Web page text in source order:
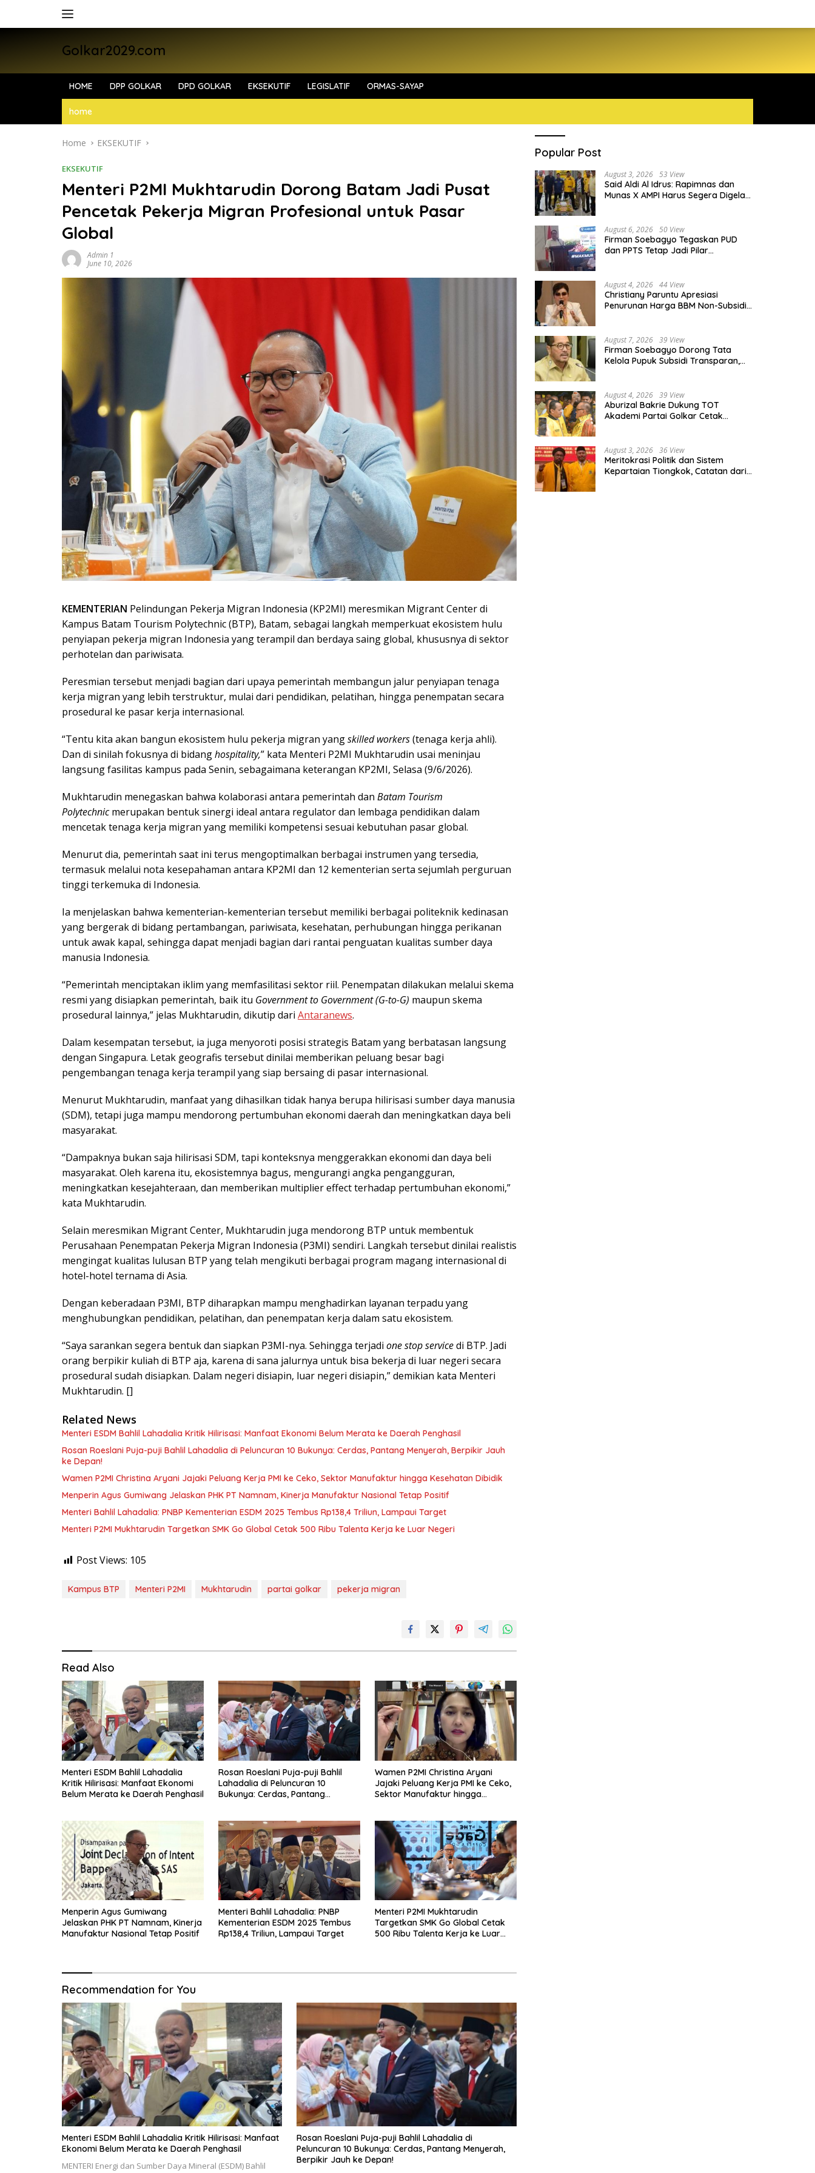
Golkar2029.com
HOME DPP GOLKAR DPD GOLKAR EKSEKUTIF LEGISLATIF ORMAS-SAYAP
home
Home EKSEKUTIF
EKSEKUTIF
Menteri P2MI Mukhtarudin Dorong Batam Jadi Pusat
Pencetak Pekerja Migran Profesional untuk Pasar
Global
Admin 1
June 10, 2026
KEMENTERIAN Pelindungan Pekerja Migran Indonesia (KP2MI) meresmikan Migrant Center di
Kampus Batam Tourism Polytechnic (BTP), Batam, sebagai langkah memperkuat ekosistem hulu
penyiapan pekerja migran Indonesia yang terampil dan berdaya saing global, khususnya di sektor
perhotelan dan pariwisata.
Peresmian tersebut menjadi bagian dari upaya pemerintah membangun jalur penyiapan tenaga
kerja migran yang lebih terstruktur, mulai dari pendidikan, pelatihan, hingga penempatan secara
prosedural ke pasar kerja internasional.
“Tentu kita akan bangun ekosistem hulu pekerja migran yangskilled workers(tenaga kerja ahli).
Dan di sinilah fokusnya di bidanghospitality,” kata Menteri P2MI Mukhtarudin usai meninjau
langsung fasilitas kampus pada Senin, sebagaimana keterangan KP2MI, Selasa (9/6/2026).
Mukhtarudin menegaskan bahwa kolaborasi antara pemerintah dan Batam Tourism
Polytechnicmerupakan bentuk sinergi ideal antara regulator dan lembaga pendidikan dalam
mencetak tenaga kerja migran yang memiliki kompetensi sesuai kebutuhan pasar global.
Menurut dia, pemerintah saat ini terus mengoptimalkan berbagai instrumen yang tersedia,
termasuk melalui nota kesepahaman antara KP2MI dan 12 kementerian serta sejumlah perguruan
tinggi terkemuka di Indonesia.
Ia menjelaskan bahwa kementerian-kementerian tersebut memiliki berbagai politeknik kedinasan
yang bergerak di bidang pertambangan, pariwisata, kesehatan, perhubungan hingga perikanan
untuk awak kapal, sehingga dapat menjadi bagian dari rantai penguatan kualitas sumber daya
manusia Indonesia.
“Pemerintah menciptakan iklim yang memfasilitasi sektor riil. Penempatan dilakukan melalui skema
resmi yang disiapkan pemerintah, baik itu Government to Government (G-to-G) maupun skema
prosedural lainnya,” jelas Mukhtarudin, dikutip dari Antaranews.
Dalam kesempatan tersebut, ia juga menyoroti posisi strategis Batam yang berbatasan langsung
dengan Singapura. Letak geografis tersebut dinilai memberikan peluang besar bagi
pengembangan tenaga kerja terampil yang siap bersaing di pasar internasional.
Menurut Mukhtarudin, manfaat yang dihasilkan tidak hanya berupa hilirisasi sumber daya manusia
(SDM), tetapi juga mampu mendorong pertumbuhan ekonomi daerah dan meningkatkan daya beli
masyarakat.
“Dampaknya bukan saja hilirisasi SDM, tapi konteksnya menggerakkan ekonomi dan daya beli
masyarakat. Oleh karena itu, ekosistemnya bagus, mengurangi angka pengangguran,
meningkatkan kesejahteraan, dan memberikan multiplier effect terhadap pertumbuhan ekonomi,”
kata Mukhtarudin.
Selain meresmikan Migrant Center, Mukhtarudin juga mendorong BTP untuk membentuk
Perusahaan Penempatan Pekerja Migran Indonesia (P3MI) sendiri. Langkah tersebut dinilai realistis
mengingat kualitas lulusan BTP yang telah mengikuti berbagai program magang internasional di
hotel-hotel ternama di Asia.
Dengan keberadaan P3MI, BTP diharapkan mampu menghadirkan layanan terpadu yang
menghubungkan pendidikan, pelatihan, dan penempatan kerja dalam satu ekosistem.
“Saya sarankan segera bentuk dan siapkan P3MI-nya. Sehingga terjadi one stop servicedi BTP. Jadi
orang berpikir kuliah di BTP aja, karena di sana jalurnya untuk bisa bekerja di luar negeri secara
prosedural sudah disiapkan. Dalam negeri disiapin, luar negeri disiapin,” demikian kata Menteri
Mukhtarudin. []
Related News
Menteri ESDM Bahlil Lahadalia Kritik Hilirisasi: Manfaat Ekonomi Belum Merata ke Daerah Penghasil
Rosan Roeslani Puja-puji Bahlil Lahadalia di Peluncuran 10 Bukunya: Cerdas, Pantang Menyerah, Berpikir Jauh
ke Depan!
Wamen P2MI Christina Aryani Jajaki Peluang Kerja PMI ke Ceko, Sektor Manufaktur hingga Kesehatan Dibidik
Menperin Agus Gumiwang Jelaskan PHK PT Namnam, Kinerja Manufaktur Nasional Tetap Positif
Menteri Bahlil Lahadalia: PNBP Kementerian ESDM 2025 Tembus Rp138,4 Triliun, Lampaui Target
Menteri P2MI Mukhtarudin Targetkan SMK Go Global Cetak 500 Ribu Talenta Kerja ke Luar Negeri
Post Views: 105
Kampus BTP Menteri P2MI Mukhtarudin partai golkar pekerja migran
Read Also
Menteri ESDM Bahlil Lahadalia
Kritik Hilirisasi: Manfaat Ekonomi
Belum Merata ke Daerah Penghasil
Rosan Roeslani Puja-puji Bahlil
Lahadalia di Peluncuran 10
Bukunya: Cerdas, Pantang
Wamen P2MI Christina Aryani
Jajaki Peluang Kerja PMI ke Ceko,
Sektor Manufaktur hingga
Menperin Agus Gumiwang
Jelaskan PHK PT Namnam, Kinerja
Manufaktur Nasional Tetap Positif
Menteri Bahlil Lahadalia: PNBP
Kementerian ESDM 2025 Tembus
Rp138,4 Triliun, Lampaui Target
Menteri P2MI Mukhtarudin
Targetkan SMK Go Global Cetak
500 Ribu Talenta Kerja ke Luar
Recommendation for You
Menteri ESDM Bahlil Lahadalia Kritik Hilirisasi: Manfaat
Ekonomi Belum Merata ke Daerah Penghasil
MENTERI Energi dan Sumber Daya Mineral (ESDM) Bahlil
Rosan Roeslani Puja-puji Bahlil Lahadalia di
Peluncuran 10 Bukunya: Cerdas, Pantang Menyerah,
Berpikir Jauh ke Depan!
Popular Post
August 3, 2026 53 View
Said Aldi Al Idrus: Rapimnas dan
Munas X AMPI Harus Segera Digelar
August 6, 2026 50 View
Firman Soebagyo Tegaskan PUD
dan PPTS Tetap Jadi Pilar
August 4, 2026 44 View
Christiany Paruntu Apresiasi
Penurunan Harga BBM Non-Subsidi,
August 7, 2026 39 View
Firman Soebagyo Dorong Tata
Kelola Pupuk Subsidi Transparan,
August 4, 2026 39 View
Aburizal Bakrie Dukung TOT
Akademi Partai Golkar Cetak
August 3, 2026 36 View
Meritokrasi Politik dan Sistem
Kepartaian Tiongkok, Catatan dari